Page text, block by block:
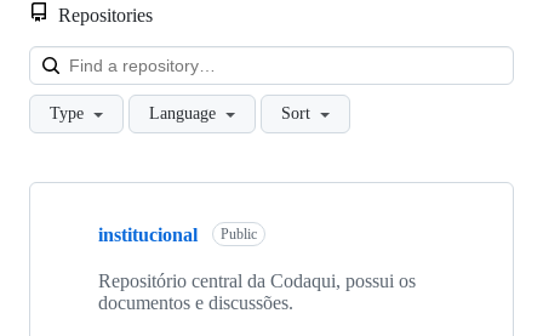
Repositories
Type Language Sort
Showing
repositories
institucional Public
Repositório central da Codaqui, possui os
documentos e discussões.